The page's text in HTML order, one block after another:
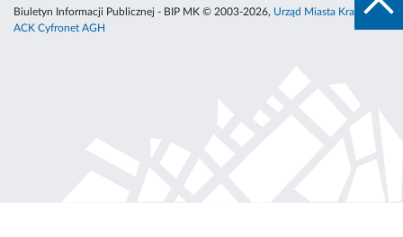
Biuletyn Informacji Publicznej - BIP MK © 2003-2026, Urząd Miasta Krakowa
ACK Cyfronet AGH